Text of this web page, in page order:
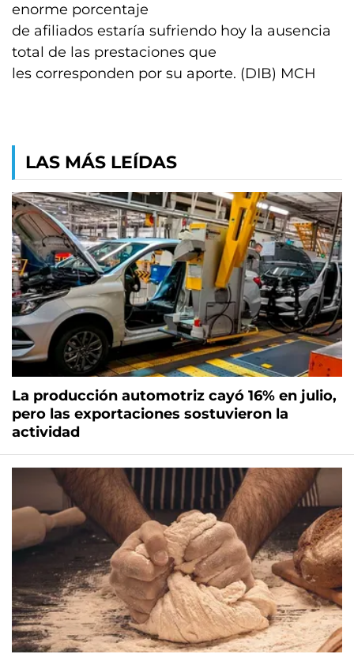
enorme porcentaje
de afiliados estaría sufriendo hoy la ausencia
total de las prestaciones que
les corresponden por su aporte. (DIB) MCH
LAS MÁS LEÍDAS
La producción automotriz cayó 16% en julio,
pero las exportaciones sostuvieron la
actividad